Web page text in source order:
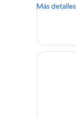
cama
con
acceso
Más detalles
Más
1
cama
King